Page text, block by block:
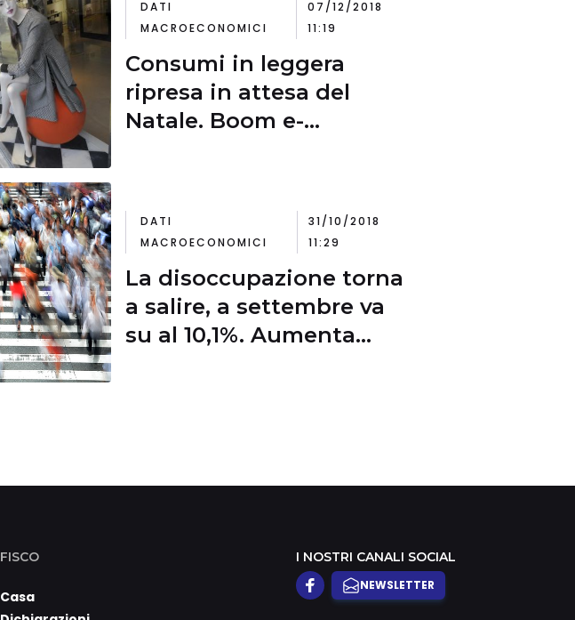
DATI
MACROECONOMICI
07/12/2018
11:19
Consumi in leggera
ripresa in attesa del
Natale. Boom e-
negozi?
DATI
MACROECONOMICI
31/10/2018
11:29
La disoccupazione torna
a salire, a settembre va
su al 10,1%. Aumenta
FISCO
Casa
I NOSTRI CANALI SOCIAL
NEWSLETTER